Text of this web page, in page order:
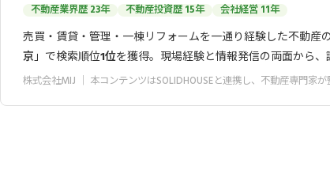
不動産業界歴 23年 不動産投資歴 15年 会社経営 11年
売買・賃貸・管理・一棟リフォームを一通り経験した不動産
京」で検索順位1位を獲得。現場経験と情報発信の両面から
株式会社MIJ ｜ 本コンテンツはSOLIDHOUSEと連携し、不動産専門家